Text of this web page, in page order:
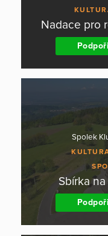
Nadace pro
Spolek
Sbírka